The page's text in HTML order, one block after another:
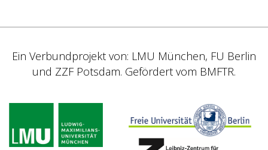
Ein Verbundprojekt von: LMU München, FU Berlin
und ZZF Potsdam. Gefördert vom BMFTR.